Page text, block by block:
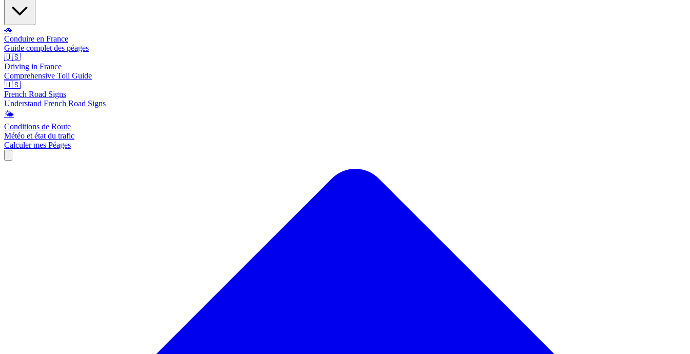
🚗
Conduire en France
Guide complet des péages
🇺🇸
Driving in France
Comprehensive Toll Guide
🇺🇸
French Road Signs
Understand French Road Signs
🌤️
Conditions de Route
Météo et état du trafic
Calculer mes Péages